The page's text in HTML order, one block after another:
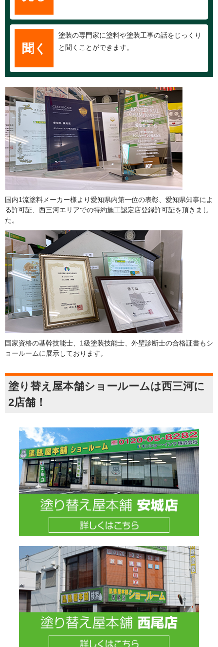
聞く
塗装の専門家に塗料や塗装工事の話をじっくり
と聞くことができます。
国内1流塗料メーカー様より愛知県内第一位の表彰、愛知県知事によ
る許可証、西三河エリアでの特約施工認定店登録許可証を頂きまし
た。
国家資格の基幹技能士、1級塗装技能士、外壁診断士の合格証書もシ
ョールームに展示しております。
塗り替え屋本舗ショールームは西三河に
2店舗！